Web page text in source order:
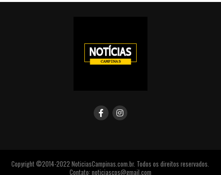
Copyright ©2014-2022 NoticiasCampinas.com.br. Todos os direitos reservados.
Contato: noticiascps@gmail.com